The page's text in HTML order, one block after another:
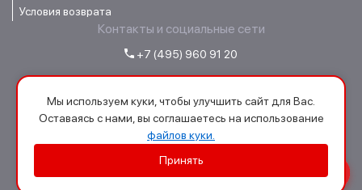
Условия возврата
Контакты и социальные сети
+7 (495) 960 91 20
order@comacrussia.ru
ООО «Сомас»
Мы используем куки, чтобы улучшить сайт для Вас.
Оставаясь с нами, вы соглашаетесь на использование
файлов куки.
Принять